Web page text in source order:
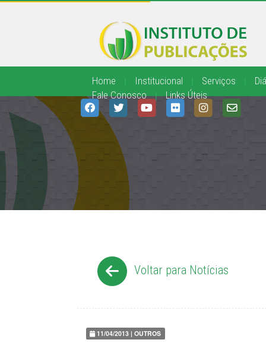
Home Institucional Serviços
Fale Conosco
| Links Úteis
Voltar para Notícias
11/04/2013 | OUTROS